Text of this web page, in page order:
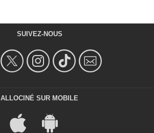
SUIVEZ-NOUS
ALLOCINÉ SUR MOBILE